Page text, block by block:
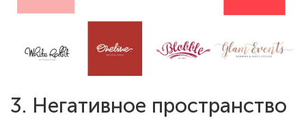
3. Негативное пространство